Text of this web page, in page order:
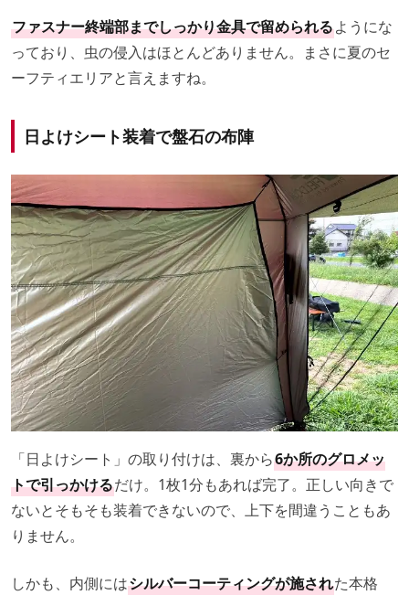
ファスナー終端部までしっかり金具で留められるようにな
っており、虫の侵入はほとんどありません。まさに夏のセ
ーフティエリアと言えますね。
日よけシート装着で盤石の布陣
「日よけシート」の取り付けは、裏から6か所のグロメッ
トで引っかけるだけ。1枚1分もあれば完了。正しい向きで
ないとそもそも装着できないので、上下を間違うこともあ
りません。
しかも、内側にはシルバーコーティングが施された本格